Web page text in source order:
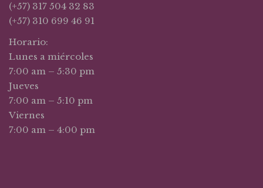
(+57) 317 504 32 83
(+57) 310 699 46 91
Horario:
Lunes a miércoles
7:00 am – 5:30 pm
Jueves
7:00 am – 5:10 pm
Viernes
7:00 am – 4:00 pm